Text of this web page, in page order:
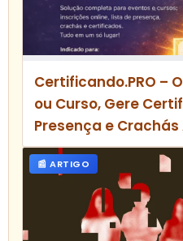
Certificando.PRO –
ou Curso, Gere
Presença e
📰 ARTIGO